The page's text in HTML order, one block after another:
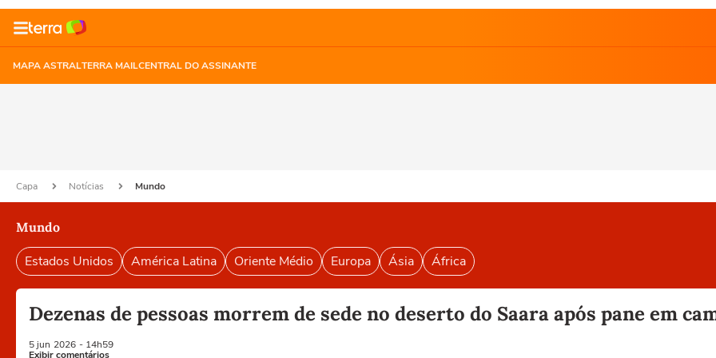
MAPA ASTRALTERRA MAILCENTRAL DO ASSINANTE
Capa Notícias Mundo
Mundo
Estados Unidos América Latina Oriente Médio Europa Ásia África
Dezenas de pessoas morrem de sede no deserto do Saara após pane em
5 jun 2026 - 14h59
Exibir comentários